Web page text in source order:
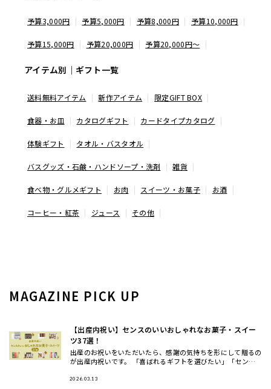
予算3,000円 予算5,000円 予算8,000円 予算10,000円
予算15,000円 予算20,000円 予算20,000円〜
アイテム別｜ギフト一覧
送料無料アイテム 新作アイテム 限定GIFT BOX
食器・お皿 カタログギフト カードタイプカタログ
体験ギフト タオル・バスタオル
バスグッズ・石鹸・ハンドソープ・洗剤 雑貨
食べ物・グルメギフト お肉 スイーツ・お菓子 お酒
コーヒー・紅茶 ジュース その他
MAGAZINE PICK UP
【出産内祝い】センスのいいおしゃれなお菓子・スイー
ツ37選！
出産のお祝いをいただいたら、感謝の気持ちを形にして贈るの
が出産内祝いです。 「喜ばれるギフトを選びたい」「センス
バイヤー
2026.03.13